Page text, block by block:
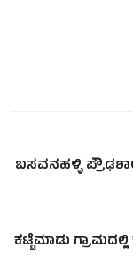
ಬಸವನಹಳ್ಳಿ
ಕಟ್ಟೆಮಾಡು